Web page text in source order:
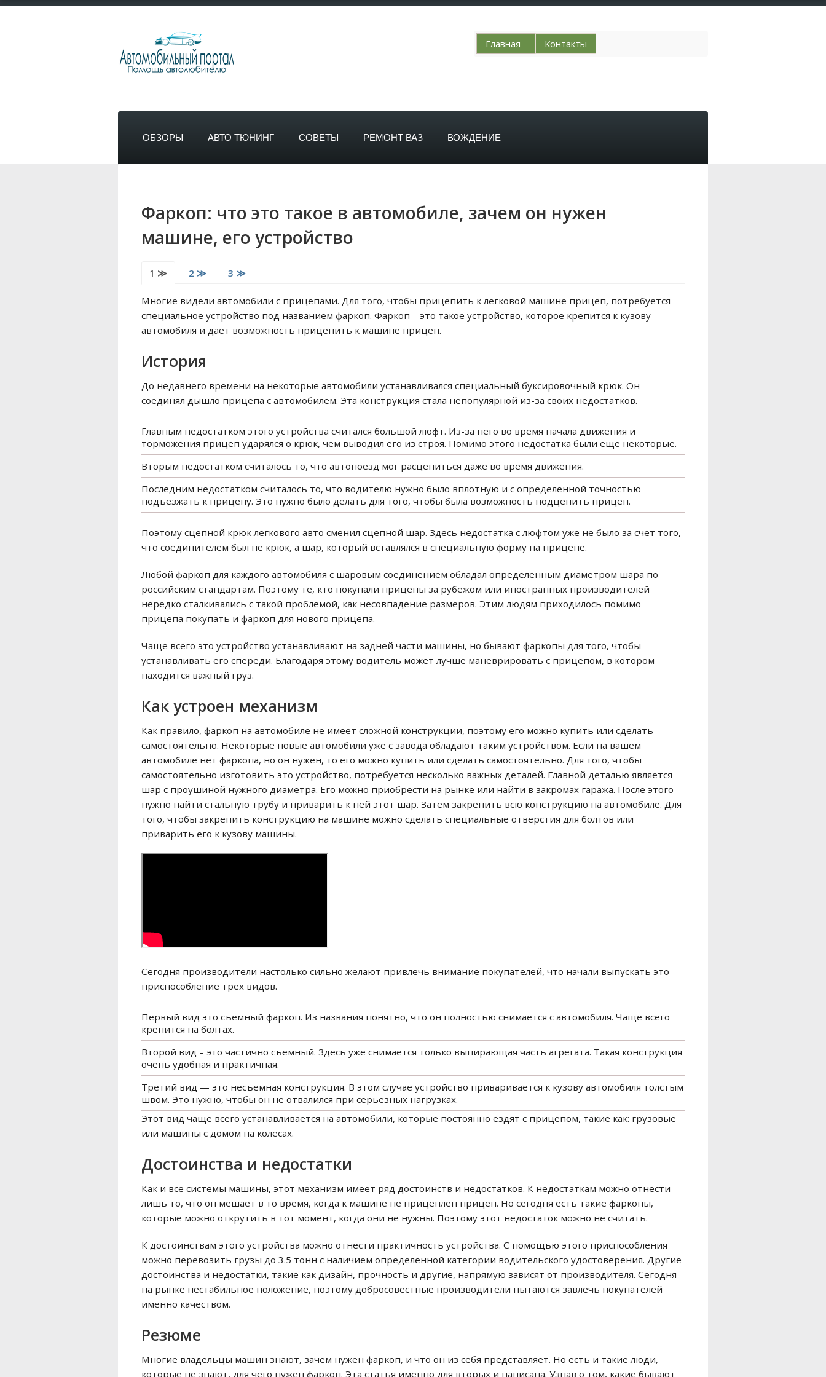
Главная Контакты
ОБЗОРЫ АВТО ТЮНИНГ СОВЕТЫ РЕМОНТ ВАЗ ВОЖДЕНИЕ
Фаркоп: что это такое в автомобиле, зачем он нужен
машине, его устройство
1 ≫ 2 ≫ 3 ≫
Многие видели автомобили с прицепами. Для того, чтобы прицепить к легковой машине прицеп, потребуется
специальное устройство под названием фаркоп. Фаркоп – это такое устройство, которое крепится к кузову
автомобиля и дает возможность прицепить к машине прицеп.
История
До недавнего времени на некоторые автомобили устанавливался специальный буксировочный крюк. Он
соединял дышло прицепа с автомобилем. Эта конструкция стала непопулярной из-за своих недостатков.
Главным недостатком этого устройства считался большой люфт. Из-за него во время начала движения и
торможения прицеп ударялся о крюк, чем выводил его из строя. Помимо этого недостатка были еще некоторые.
Вторым недостатком считалось то, что автопоезд мог расцепиться даже во время движения.
Последним недостатком считалось то, что водителю нужно было вплотную и с определенной точностью
подъезжать к прицепу. Это нужно было делать для того, чтобы была возможность подцепить прицеп.
Поэтому сцепной крюк легкового авто сменил сцепной шар. Здесь недостатка с люфтом уже не было за счет того,
что соединителем был не крюк, а шар, который вставлялся в специальную форму на прицепе.
Любой фаркоп для каждого автомобиля с шаровым соединением обладал определенным диаметром шара по
российским стандартам. Поэтому те, кто покупали прицепы за рубежом или иностранных производителей
нередко сталкивались с такой проблемой, как несовпадение размеров. Этим людям приходилось помимо
прицепа покупать и фаркоп для нового прицепа.
Чаще всего это устройство устанавливают на задней части машины, но бывают фаркопы для того, чтобы
устанавливать его спереди. Благодаря этому водитель может лучше маневрировать с прицепом, в котором
находится важный груз.
Как устроен механизм
Как правило, фаркоп на автомобиле не имеет сложной конструкции, поэтому его можно купить или сделать
самостоятельно. Некоторые новые автомобили уже с завода обладают таким устройством. Если на вашем
автомобиле нет фаркопа, но он нужен, то его можно купить или сделать самостоятельно. Для того, чтобы
самостоятельно изготовить это устройство, потребуется несколько важных деталей. Главной деталью является
шар с проушиной нужного диаметра. Его можно приобрести на рынке или найти в закромах гаража. После этого
нужно найти стальную трубу и приварить к ней этот шар. Затем закрепить всю конструкцию на автомобиле. Для
того, чтобы закрепить конструкцию на машине можно сделать специальные отверстия для болтов или
приварить его к кузову машины.
Сегодня производители настолько сильно желают привлечь внимание покупателей, что начали выпускать это
приспособление трех видов.
Первый вид это съемный фаркоп. Из названия понятно, что он полностью снимается с автомобиля. Чаще всего
крепится на болтах.
Второй вид – это частично съемный. Здесь уже снимается только выпирающая часть агрегата. Такая конструкция
очень удобная и практичная.
Третий вид — это несъемная конструкция. В этом случае устройство приваривается к кузову автомобиля толстым
швом. Это нужно, чтобы он не отвалился при серьезных нагрузках.
Этот вид чаще всего устанавливается на автомобили, которые постоянно ездят с прицепом, такие как: грузовые
или машины с домом на колесах.
Достоинства и недостатки
Как и все системы машины, этот механизм имеет ряд достоинств и недостатков. К недостаткам можно отнести
лишь то, что он мешает в то время, когда к машине не прицеплен прицеп. Но сегодня есть такие фаркопы,
которые можно открутить в тот момент, когда они не нужны. Поэтому этот недостаток можно не считать.
К достоинствам этого устройства можно отнести практичность устройства. С помощью этого приспособления
можно перевозить грузы до 3.5 тонн с наличием определенной категории водительского удостоверения. Другие
достоинства и недостатки, такие как дизайн, прочность и другие, напрямую зависят от производителя. Сегодня
на рынке нестабильное положение, поэтому добросовестные производители пытаются завлечь покупателей
именно качеством.
Резюме
Многие владельцы машин знают, зачем нужен фаркоп, и что он из себя представляет. Но есть и такие люди,
которые не знают, для чего нужен фаркоп. Эта статья именно для вторых и написана. Узнав о том, какие бывают